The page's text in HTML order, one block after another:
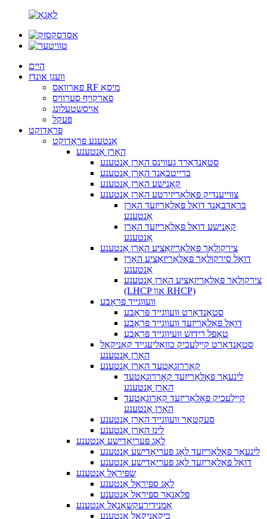
היים
וועגן אונדז
פארוואס RF מיסאָ
פארקויף סערוויס
אויסשטעלונג
פּעקל
פּראָדוקט
אַנטענע פּראָדוקט
האָרן אַנטענע
סטאַנדאַרד געווינס האָרן אַנטענע
ברייטבאַנד האָרן אַנטענע
קאָנישע האָרן אַנטענע
צווייענדיק פּאָלאַריזירטע האָרן אַנטענע
בראָדבאַנד דואַל פּאָלאַריזעד האָרן
אַנטענע
קאָנישע דואַל פּאָלאַריזעד האָרן
אַנטענע
צירקולאַר פּאָלאַריזאַציע האָרן אַנטענע
דואַל סירקולאַר פּאָלאַריזאַציע האָרן
אַנטענע
צירקולאַר פּאָלאַריזאַציע האָרן אַנטענע
(LHCP און RHCP)
וועווגייד פּראָבע
סטאַנדאַרט וועווגייד פּראָבע
דואַל פּאָלאַריזעד וועווגייד פּראָבע
טאָפּל רידזש וועיווגייד פּראָבע
סטאַנדאַרט קייַלעכיק כוואַליעגייד קאָניקאַל
האָרן אַנטענע
קאָררוגאַטעד האָרן אַנטענע
לינעאַר פּאָלאַריזעד קאָררוגאַטעד
האָרן אַנטענע
קייַלעכיק פּאָלאַריזעד קאָרוגאַטעד
האָרן אַנטענע
סעקטאָר וועווגייד האָרן אַנטענע
לינז האָרן אַנטענע
לאָג פּעריִאָדישע אַנטענע
לינעאַר פּאָלאַריזעד לאָג פּעריאָדישע אַנטענע
דואַל פּאָלאַריזעד לאָג פּעריאָדישע אַנטענע
שפּיראַל אַנטענע
לאָג ספּיראַל אַנטענע
פּלאַנאַר ספּיראַל אַנטענע
אָמנידירעקשאַנאַל אַנטענע
ביקאָניקאַל אַנטענע